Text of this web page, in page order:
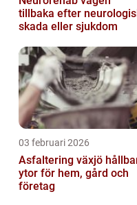
tillbaka efter
skada eller sjukdom
03 februari 2026
Asfaltering växjö hållbara
ytor för hem, gård och
företag